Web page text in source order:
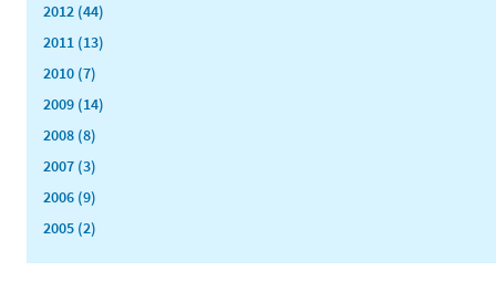
2012 (44)
2011 (13)
2010 (7)
2009 (14)
2008 (8)
2007 (3)
2006 (9)
2005 (2)